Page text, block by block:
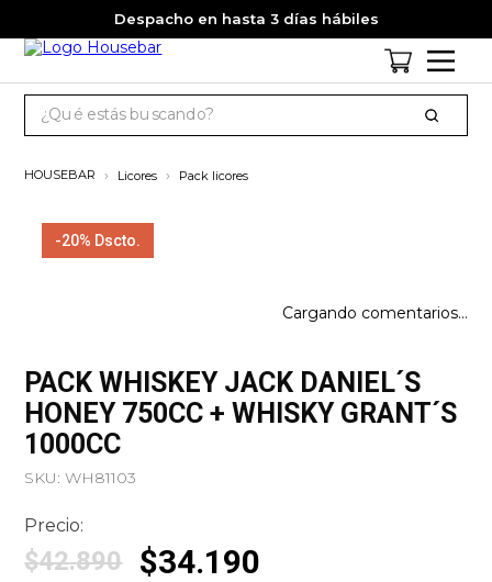
Despacho en hasta 3 días hábiles
Licores Pack licores
-20% Dscto.
Cargando comentarios…
Escribe un comentario
PACK WHISKEY JACK DANIEL´S
HONEY 750CC + WHISKY GRANT´S
1000CC
SKU:WH81103
Precio:
$42.890 $34.190